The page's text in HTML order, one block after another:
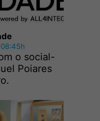
o social-
Poiares